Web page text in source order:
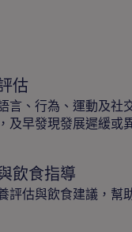
估
言、行為、運動及社
及早發現發展遲緩或
飲食指導
評估與飲食建議，幫